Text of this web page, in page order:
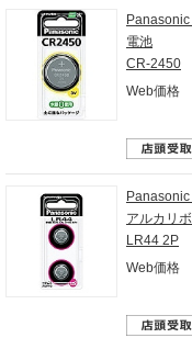
Panasonic
電池
CR-2450
Web価格
Panasonic
アルカリ
LR44 2P
Web価格